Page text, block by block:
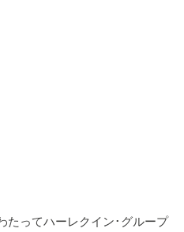
たってハーレクイン･グループ